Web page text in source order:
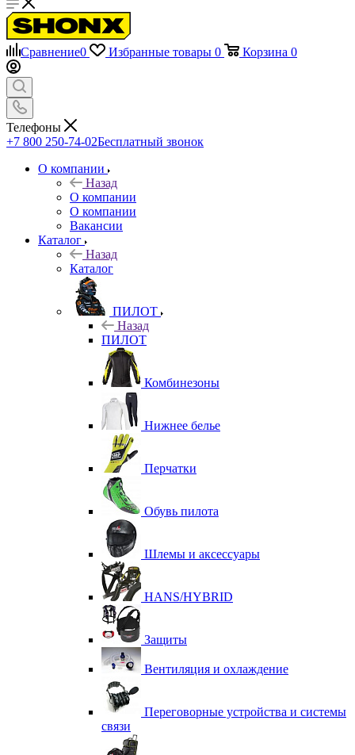
Сравнение0 Избранные товары 0 Корзина 0
Телефоны
+7 800 250-74-02Бесплатный звонок
О компании
Назад
О компании
О компании
Вакансии
Каталог
Назад
Каталог
ПИЛОТ
Назад
ПИЛОТ
Комбинезоны
Нижнее белье
Перчатки
Обувь пилота
Шлемы и аксессуары
HANS/HYBRID
Защиты
Вентиляция и охлаждение
Переговорные устройства и системы
связи